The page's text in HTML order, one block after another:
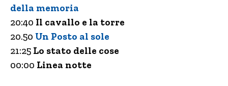
della memoria
20:40 Il cavallo e la torre
20.50 Un Posto al sole
21:25 Lo stato delle cose
00:00 Linea notte